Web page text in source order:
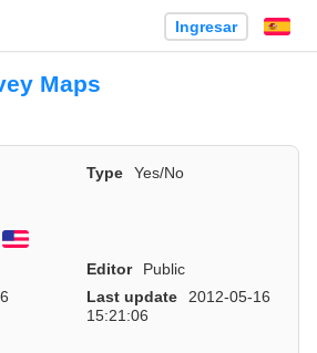
Ingresar
Maps
Type
Yes/No
English
Editor
Public
Last update
2012-05-16
15:21:06